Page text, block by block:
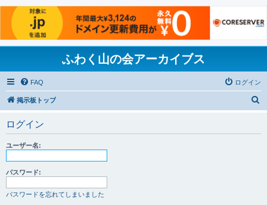
ふわく山の会アーカイブス
FAQ ログイン
掲示板トップ
ログイン
ユーザー名:
パスワード:
パスワードを忘れてしまいました